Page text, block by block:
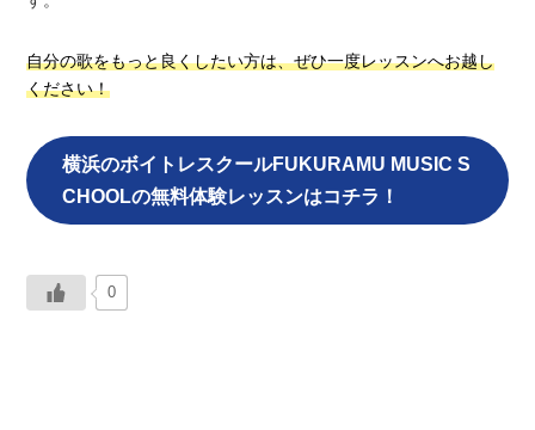
自分の歌をもっと良くしたい方は、ぜひ一度レッスンへお越し
ください！
横浜のボイトレスクールFUKURAMU MUSIC S
CHOOLの無料体験レッスンはコチラ！
0